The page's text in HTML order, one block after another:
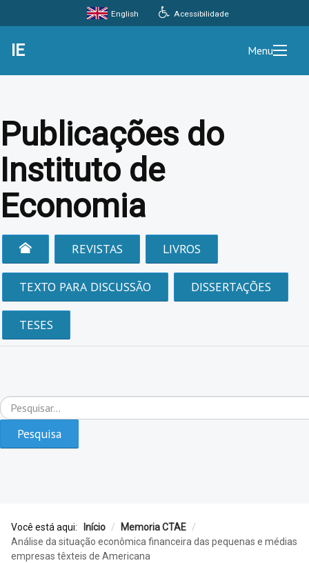
Acessibilidade
English
IE Menu
Publicações do
Instituto de
Economia
REVISTAS LIVROS
TEXTO PARA DISCUSSÃO DISSERTAÇÕES
TESES
Pesquisar...
Pesquisa
Você está aqui: Início / Memoria CTAE /
Análise da situação econômica financeira das pequenas e médias
empresas têxteis de Americana